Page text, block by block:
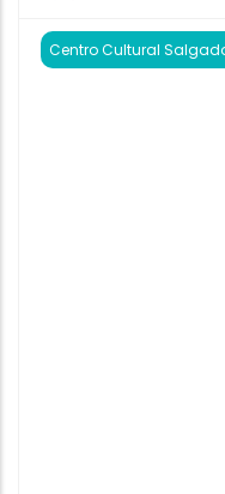
Centro Cultural